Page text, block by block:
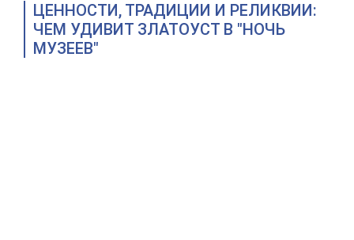
ЦЕННОСТИ, ТРАДИЦИИ И РЕЛИКВИИ:
ЧЕМ УДИВИТ ЗЛАТОУСТ В "НОЧЬ
МУЗЕЕВ"